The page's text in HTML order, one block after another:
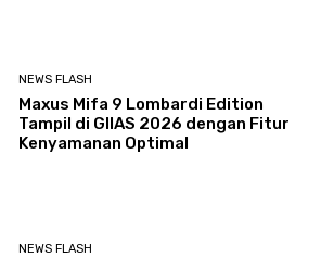
NEWS FLASH
Maxus Mifa 9 Lombardi Edition
Tampil di GIIAS 2026 dengan Fitur
Kenyamanan Optimal
NEWS FLASH